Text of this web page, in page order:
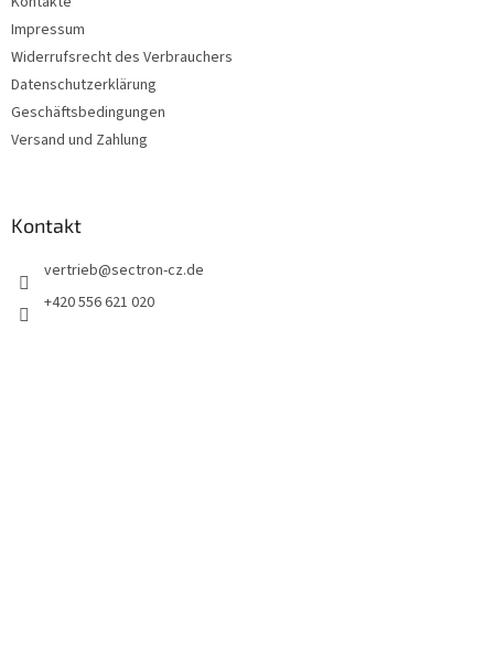
Impressum
Widerrufsrecht des Verbrauchers
Datenschutzerklärung
Geschäftsbedingungen
Versand und Zahlung
Kontakt
vertrieb@sectron-cz.de
+420 556 621 020